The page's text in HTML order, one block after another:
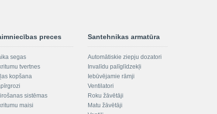
preces
segas
tvertnes
kopšana
sistēmas
maisi
Santehnikas armatūra
Automātiskie ziepju dozatori
Invalīdu palīglīdzekļi
Iebūvējamie rāmji
Ventilatori
Roku žāvētāji
Matu žāvētāji